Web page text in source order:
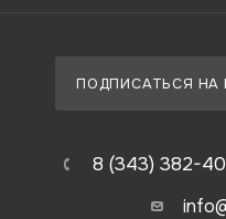
ПОДПИСАТЬСЯ НА
8 (343) 382-